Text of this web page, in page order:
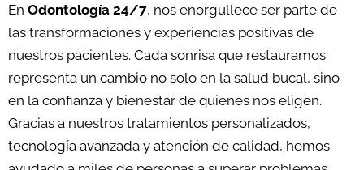
En Odontología 24/7, nos enorgullece ser parte de
las transformaciones y experiencias positivas de
nuestros pacientes. Cada sonrisa que restauramos
representa un cambio no solo en la salud bucal, sino
en la confianza y bienestar de quienes nos eligen.
Gracias a nuestros tratamientos personalizados,
tecnología avanzada y atención de calidad, hemos